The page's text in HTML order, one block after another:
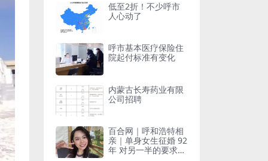
低至2折！不少呼市
人心动了
呼市基本医疗保险住
院起付标准有变化
内蒙古长寿药业有限
公司招聘
百合网｜呼和浩特相
亲｜单身女生征婚 92
年 对另一半的要求：